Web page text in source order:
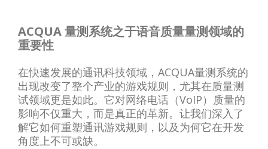
ACQUA 量测系统之于语音质量量测领域的
重要性
在快速发展的通讯科技领域，ACQUA量测系统的
出现改变了整个产业的游戏规则，尤其在质量测
试领域更是如此。它对网络电话（VoIP）质量的
影响不仅重大，而是真正的革新。让我们深入了
解它如何重塑通讯游戏规则，以及为何它在开发
角度上不可或缺。